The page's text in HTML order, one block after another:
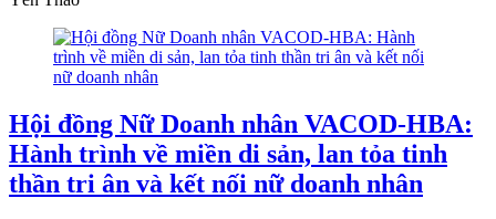
Hội đồng Nữ Doanh nhân VACOD-HBA:
Hành trình về miền di sản, lan tỏa tinh
thần tri ân và kết nối nữ doanh nhân